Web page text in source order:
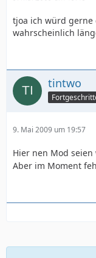
tjoa ich würd gerne
wahrscheinlich
tintwo
9. Mai 2009 um 19:57
Hier nen Mod seien
Aber im Moment